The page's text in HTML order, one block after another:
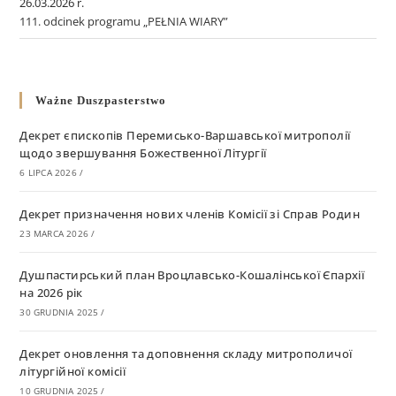
111. odcinek programu „PEŁNIA WIARY”
Ważne Duszpasterstwo
Декрет єпископів Перемисько-Варшавської митрополії
щодо звершування Божественної Літургії
6 LIPCA 2026 /
Декрет призначення нових членів Комісії зі Справ Родин
23 MARCA 2026 /
Душпастирський план Вроцлавсько-Кошалінської Єпархії
на 2026 рік
30 GRUDNIA 2025 /
Декрет оновлення та доповнення складу митрополичої
літургійної комісії
10 GRUDNIA 2025 /